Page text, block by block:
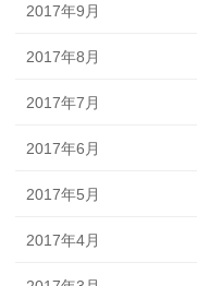
2017年9月
2017年8月
2017年7月
2017年6月
2017年5月
2017年4月